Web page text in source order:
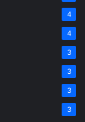
4
4
3
3
3
3